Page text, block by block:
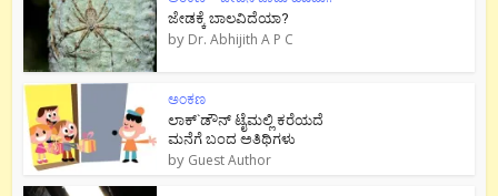
ಜೇಡಕ್ಕೆ ಬಾಲವಿದೆಯಾ?
by Dr. Abhijith A P C
ಅಂಕಣ
ಲಾಕ್`ಡೌನ್ ಟೈಮಲ್ಲಿ ಕರೆಯದೆ
ಮನೆಗೆ ಬಂದ ಅತಿಥಿಗಳು
by Guest Author